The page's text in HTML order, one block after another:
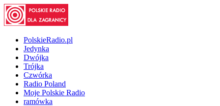
PolskieRadio.pl
Jedynka
Dwójka
Trójka
Czwórka
Radio Poland
Moje Polskie Radio
ramówka